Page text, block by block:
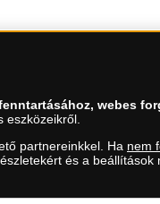
webes
eszközeikről.
partnereinkkel. Ha nem
és a beállítások